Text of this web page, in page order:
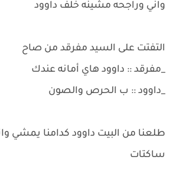
واني وراجحه مشينه خلف داوود
التفتت على السيد مفرقد من صاح
_مفرقد :: داوود هاي أمانه عندك
_داوود :: ب الحرص والصون
طلعنا من البيت داوود كدامنا يمشي
ساكتات